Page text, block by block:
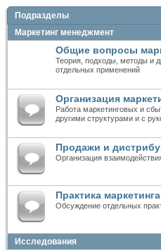
Подразделы
Маркетинг менеджмент
Общие вопросы
Теория, подходы, методы и
отдельных применений
Организация
Работа маркетинговых и
другими структурами и с
Продажи и
Организация
Практика маркетинга
Обсуждение отдельных
Исследования